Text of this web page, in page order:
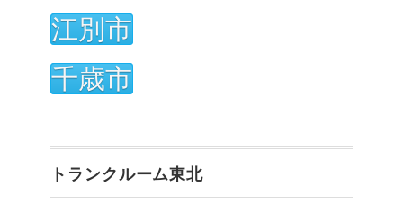
江別市
千歳市
トランクルーム東北